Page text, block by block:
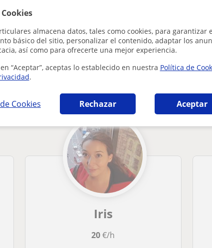
almacena datos, tales como cookies, para garantizar
básico del sitio, personalizar el contenido, adaptar los
así como para ofrecerte una mejor experiencia.
“Aceptar”, aceptas lo establecido en nuestra Política de
.
Cookies Rechazar Aceptar
¿Hay algún error en este perfil?
Madrid que pueden interesarte
Iris
20€/h